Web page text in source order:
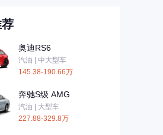
奥迪RS6
汽油 | 中大型车
145.38-190.66万
奔驰S级 AMG
汽油 | 大型车
227.88-329.8万